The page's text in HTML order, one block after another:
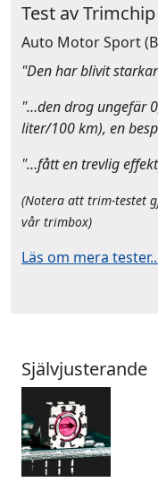
Test av Trimchip
Auto Motor Sport
"Den har blivit
"…den drog ungefär
liter/100 km), en
"…fått en trevlig
(Notera att trim-testet
vår trimbox)
Läs om mera
Självjusterande